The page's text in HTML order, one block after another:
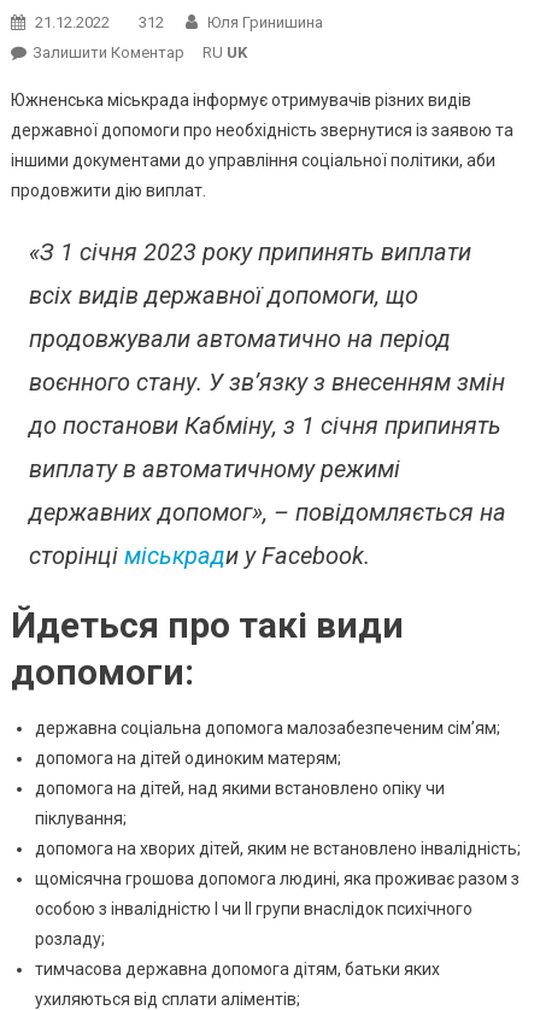
21.12.2022 312
Юля Гринишина
Залишити КоментарOn
Отримання
Соцвиплат
Із
1
В
Деяким
Повторно
Подати
Документи
RU UK
Южненська міськрада інформує отримувачів різних видів
державної допомоги про необхідність звернутися із заявою та
іншими документами до управління соціальної політики, аби
продовжити дію виплат.
«З 1 січня 2023 року припинять виплати
всіх видів державної допомоги, що
продовжували автоматично на період
воєнного стану. У зв’язку з внесенням змін
до постанови Кабміну, з 1 січня припинять
виплату в автоматичному режимі
державних допомог», – повідомляється на
сторінці міськради у Facebook.
Йдеться про такі види
допомоги:
державна соціальна допомога малозабезпеченим сім’ям;
допомога на дітей одиноким матерям;
допомога на дітей, над якими встановлено опіку чи
піклування;
допомога на хворих дітей, яким не встановлено інвалідність;
щомісячна грошова допомога людині, яка проживає разом з
особою з інвалідністю I чи II групи внаслідок психічного
розладу;
тимчасова державна допомога дітям, батьки яких
ухиляються від сплати аліментів;